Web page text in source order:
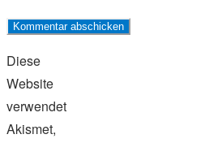
Diese
Website
verwendet
Akismet,